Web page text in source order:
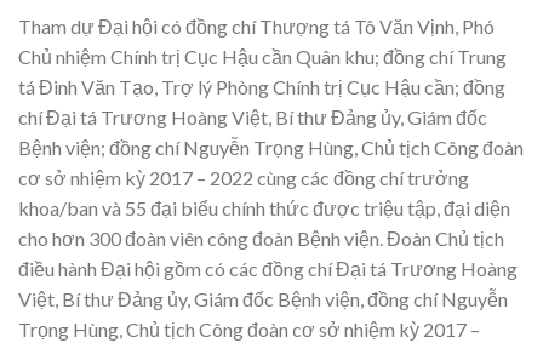
Tham dự Đại hội có đồng chí Thượng tá Tô Văn Vịnh, Phó
Chủ nhiệm Chính trị Cục Hậu cần Quân khu; đồng chí Trung
tá Đinh Văn Tạo, Trợ lý Phòng Chính trị Cục Hậu cần; đồng
chí Đại tá Trương Hoàng Việt, Bí thư Đảng ủy, Giám đốc
Bệnh viện; đồng chí Nguyễn Trọng Hùng, Chủ tịch Công đoàn
cơ sở nhiệm kỳ 2017 – 2022 cùng các đồng chí trưởng
khoa/ban và 55 đại biểu chính thức được triệu tập, đại diện
cho hơn 300 đoàn viên công đoàn Bệnh viện. Đoàn Chủ tịch
điều hành Đại hội gồm có các đồng chí Đại tá Trương Hoàng
Việt, Bí thư Đảng ủy, Giám đốc Bệnh viện, đồng chí Nguyễn
Trọng Hùng, Chủ tịch Công đoàn cơ sở nhiệm kỳ 2017 –